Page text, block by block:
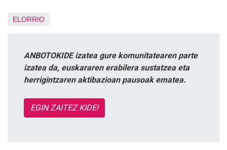
ELORRIO
ANBOTOKIDE izatea gure komunitatearen parte
izatea da, euskararen erabilera sustatzea eta
herrigintzaren aktibazioan pausoak ematea.
EGIN ZAITEZ KIDE!